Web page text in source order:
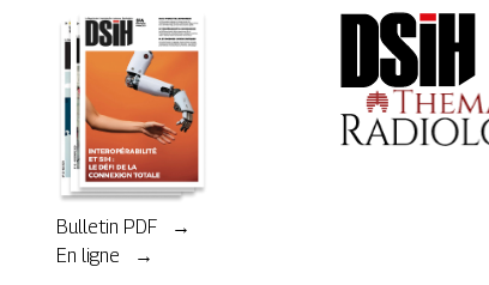
Bulletin PDF →
En ligne →